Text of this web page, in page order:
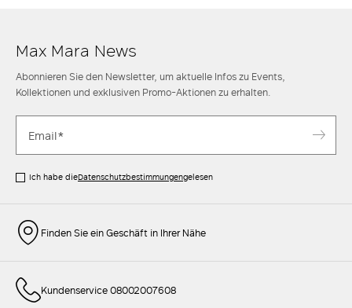
Max Mara News
Abonnieren Sie den Newsletter, um aktuelle Infos zu Events,
Kollektionen und exklusiven Promo-Aktionen zu erhalten.
Ich habe dieDatenschutzbestimmungengelesen
Finden Sie ein Geschäft in Ihrer Nähe
Kundenservice 08002007608